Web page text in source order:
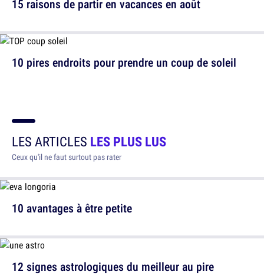
15 raisons de partir en vacances en août
10 pires endroits pour prendre un coup de soleil
LES ARTICLES LES PLUS LUS
Ceux qu'il ne faut surtout pas rater
10 avantages à être petite
12 signes astrologiques du meilleur au pire